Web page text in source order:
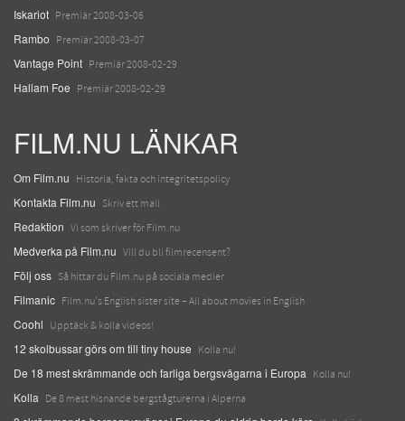
Iskariot Premiär 2008-03-06
Rambo Premiär 2008-03-07
Vantage Point Premiär 2008-02-29
Hallam Foe Premiär 2008-02-29
FILM.NU LÄNKAR
Om Film.nu Historia, fakta och integritetspolicy
Kontakta Film.nu Skriv ett mail
Redaktion Vi som skriver för Film.nu
Medverka på Film.nu Vill du bli filmrecensent?
Följ oss Så hittar du Film.nu på sociala medier
Filmanic Film.nu's English sister site – All about movies in English
Coohl Upptäck & kolla videos!
12 skolbussar görs om till tiny house Kolla nu!
De 18 mest skrämmande och farliga bergsvägarna i Europa Kolla nu!
Kolla De 8 mest hisnande bergstågturerna i Alperna